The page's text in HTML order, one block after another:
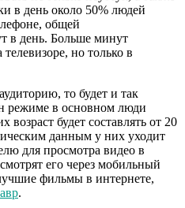
в день около 50% людей
общей
в день. Больше минут
но только в
то будет и так
режиме в основном люди
будет составлять от 20
данным у них уходит
для просмотра видео в
его через мобильный
фильмы в интернете,
.